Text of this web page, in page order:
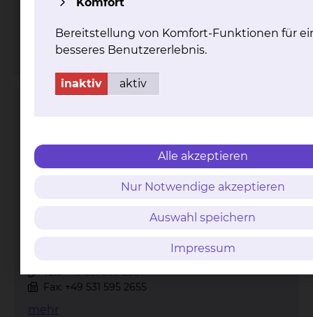
Fax: +49 531 595 2696
mehr
Fichtengrund 1, 38126 Braunschweig
Tel.:+49 531 595 2381
Fax: +49 531 595 2655
mehr
Bereitstellung von Komfort-Funktionen für
besseres Benutzererlebnis.
inaktiv aktiv
Alle akzeptieren
Nur Notwendige akzeptieren
Auswahl speichern
Impressum